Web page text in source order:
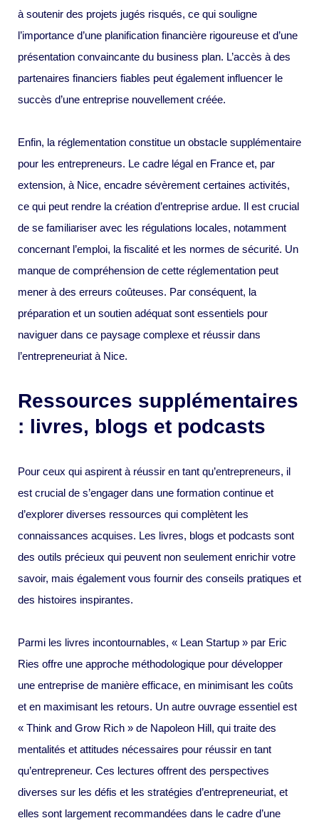
à soutenir des projets jugés risqués, ce qui souligne
l’importance d’une planification financière rigoureuse et d’une
présentation convaincante du business plan. L’accès à des
partenaires financiers fiables peut également influencer le
succès d’une entreprise nouvellement créée.
Enfin, la réglementation constitue un obstacle supplémentaire
pour les entrepreneurs. Le cadre légal en France et, par
extension, à Nice, encadre sévèrement certaines activités,
ce qui peut rendre la création d’entreprise ardue. Il est crucial
de se familiariser avec les régulations locales, notamment
concernant l’emploi, la fiscalité et les normes de sécurité. Un
manque de compréhension de cette réglementation peut
mener à des erreurs coûteuses. Par conséquent, la
préparation et un soutien adéquat sont essentiels pour
naviguer dans ce paysage complexe et réussir dans
l’entrepreneuriat à Nice.
Ressources supplémentaires
: livres, blogs et podcasts
Pour ceux qui aspirent à réussir en tant qu’entrepreneurs, il
est crucial de s’engager dans une formation continue et
d’explorer diverses ressources qui complètent les
connaissances acquises. Les livres, blogs et podcasts sont
des outils précieux qui peuvent non seulement enrichir votre
savoir, mais également vous fournir des conseils pratiques et
des histoires inspirantes.
Parmi les livres incontournables, « Lean Startup » par Eric
Ries offre une approche méthodologique pour développer
une entreprise de manière efficace, en minimisant les coûts
et en maximisant les retours. Un autre ouvrage essentiel est
« Think and Grow Rich » de Napoleon Hill, qui traite des
mentalités et attitudes nécessaires pour réussir en tant
qu’entrepreneur. Ces lectures offrent des perspectives
diverses sur les défis et les stratégies d’entrepreneuriat, et
elles sont largement recommandées dans le cadre d’une